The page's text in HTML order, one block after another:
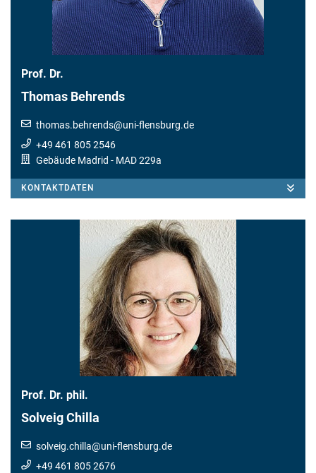
Prof. Dr.
Thomas Behrends
thomas.behrends@uni-flensburg.de
+49 461 805 2546
Gebäude Madrid - MAD 229a
KONTAKTDATEN
Prof. Dr. phil.
Solveig Chilla
solveig.chilla@uni-flensburg.de
+49 461 805 2676